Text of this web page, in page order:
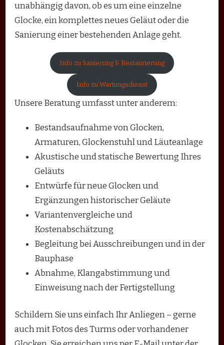
unabhängig davon, ob es um eine einzelne
Glocke, ein komplettes neues Geläut oder die
Sanierung einer bestehenden Anlage geht.
Info zu Sanierung & Restaurierung
Info zu Wartungsdienst
Unsere Beratung umfasst unter anderem:
Bestandsaufnahme von Glocken,
Armaturen, Glockenstuhl und Läuteanlage
Akustische und statische Bewertung Ihres
Geläuts
Entwürfe für neue Glocken und
Ergänzungen historischer Geläute
Variantenvergleiche und
Kostenabschätzung
Begleitung bei Ausschreibungen und in der
Bauphase
Abnahme, Klangabstimmung und
Einweisung nach der Fertigstellung
Schildern Sie uns einfach Ihr Anliegen – gerne
auch mit Fotos des Turms oder vorhandener